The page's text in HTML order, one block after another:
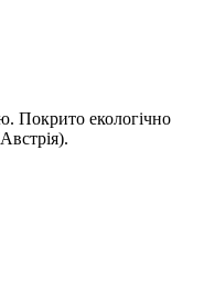
Покрито екологічно